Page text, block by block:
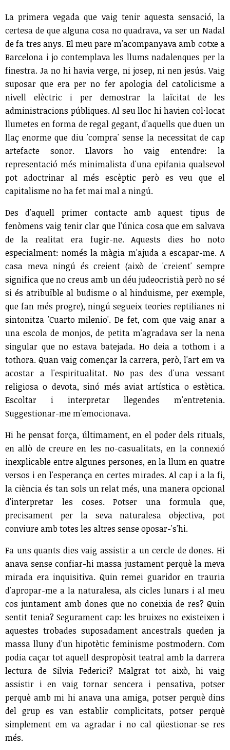
La primera vegada que vaig tenir aquesta sensació, la
certesa de que alguna cosa no quadrava, va ser un Nadal
de fa tres anys. El meu pare m'acompanyava amb cotxe a
Barcelona i jo contemplava les llums nadalenques per la
finestra. Ja no hi havia verge, ni josep, ni nen jesús. Vaig
suposar que era per no fer apologia del catolicisme a
nivell elèctric i per demostrar la laïcitat de les
administracions públiques. Al seu lloc hi havien col·locat
llumetes en forma de regal gegant, d'aquells que duen un
llaç enorme que diu 'compra' sense la necessitat de cap
artefacte sonor. Llavors ho vaig entendre: la
representació més minimalista d'una epifania qualsevol
pot adoctrinar al més escèptic però es veu que el
capitalisme no ha fet mai mal a ningú.
Des d'aquell primer contacte amb aquest tipus de
fenòmens vaig tenir clar que l'única cosa que em salvava
de la realitat era fugir-ne. Aquests dies ho noto
especialment: només la màgia m'ajuda a escapar-me. A
casa meva ningú és creient (això de 'creient' sempre
significa que no creus amb un déu judeocristià però no sé
si és atribuïble al budisme o al hinduisme, per exemple,
que fan més progre), ningú segueix teories reptilianes ni
sintonitza 'Cuarto milenio'. De fet, com que vaig anar a
una escola de monjos, de petita m'agradava ser la nena
singular que no estava batejada. Ho deia a tothom i a
tothora. Quan vaig començar la carrera, però, l'art em va
acostar a l'espiritualitat. No pas des d'una vessant
religiosa o devota, sinó més aviat artística o estètica.
Escoltar i interpretar llegendes m'entretenia.
Suggestionar-me m'emocionava.
Hi he pensat força, últimament, en el poder dels rituals,
en allò de creure en les no-casualitats, en la connexió
inexplicable entre algunes persones, en la llum en quatre
versos i en l'esperança en certes mirades. Al cap i a la fi,
la ciència és tan sols un relat més, una manera opcional
d'interpretar les coses. Potser una formula que,
precisament per la seva naturalesa objectiva, pot
conviure amb totes les altres sense oposar-'s'hi.
Fa uns quants dies vaig assistir a un cercle de dones. Hi
anava sense confiar-hi massa justament perquè la meva
mirada era inquisitiva. Quin remei guaridor en trauria
d'apropar-me a la naturalesa, als cicles lunars i al meu
cos juntament amb dones que no coneixia de res? Quin
sentit tenia? Segurament cap: les bruixes no existeixen i
aquestes trobades suposadament ancestrals queden ja
massa lluny d'un hipotètic feminisme postmodern. Com
podia caçar tot aquell despropòsit teatral amb la darrera
lectura de Silvia Federici? Malgrat tot això, hi vaig
assistir i en vaig tornar sencera i pensativa, potser
perquè amb mi hi anava una amiga, potser perquè dins
del grup es van establir complicitats, potser perquè
simplement em va agradar i no cal qüestionar-se res
més.